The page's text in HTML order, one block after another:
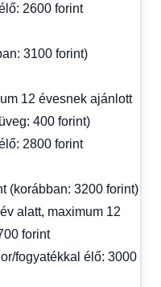
2600 forint
3100 forint)
12 évesnek ajánlott
400 forint)
2800 forint
(korábban: 3200 forint)
alatt, maximum 12
forint
fogyatékkal élő: 3000